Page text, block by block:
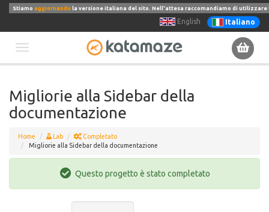
Stiamoaggiornando la versione italiana del sito. Nell'attesa raccomandiamo di utilizzare
English Italiano
navigation
Migliorie alla Sidebar della
documentazione
Home Lab
Completato
Migliorie alla Sidebar della documentazione
Questo progetto è stato completato